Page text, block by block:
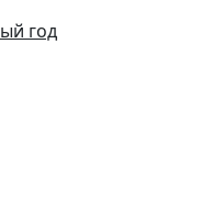
год